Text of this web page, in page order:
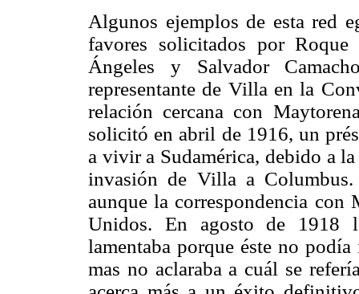
Algunos ejemplos de esta red
favores solicitados por Roque
Ángeles y Salvador
representante de Villa en la
relación cercana con
solicitó en abril de 1916, un
a vivir a Sudamérica, debido a
invasión de Villa a
aunque la correspondencia con
Unidos. En agosto de 1918
lamentaba porque éste no
mas no aclaraba a cuál se